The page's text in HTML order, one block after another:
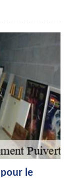
le